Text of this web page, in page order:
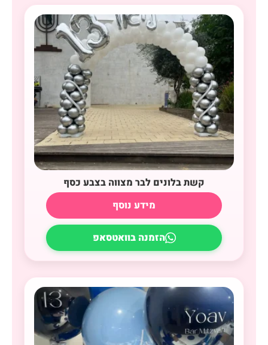
קשת בלונים לבר מצווה בצבע כסף
מידע נוסף
הזמנה בוואטסאפ